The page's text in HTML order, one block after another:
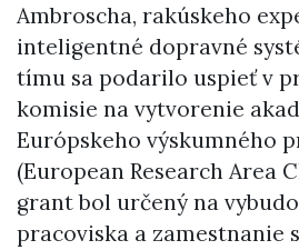
Ambroscha, rakúskeho
inteligentné dopravné
tímu sa podarilo uspieť v
komisie na vytvorenie
Európskeho výskumného
(European Research Area
grant bol určený na
pracoviska a zamestnanie